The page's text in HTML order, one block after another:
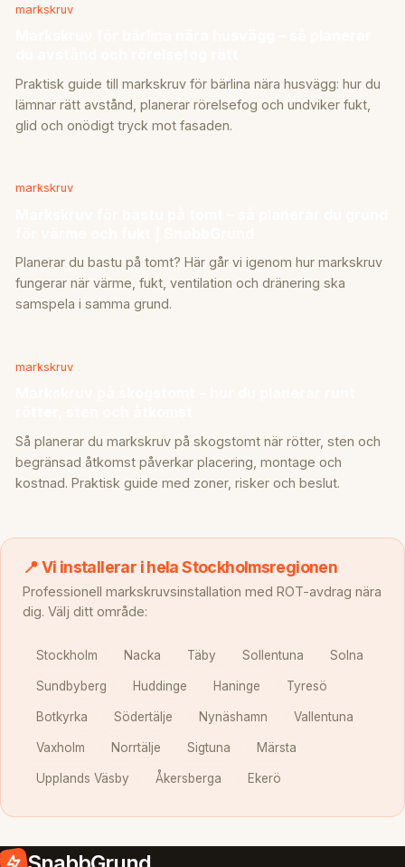
markskruv
Praktisk guide till markskruv för bärlina nära husvägg: hur du
lämnar rätt avstånd, planerar rörelsefog och undviker fukt,
glid och onödigt tryck mot fasaden.
markskruv
Planerar du bastu på tomt? Här går vi igenom hur markskruv
fungerar när värme, fukt, ventilation och dränering ska
samspela i samma grund.
markskruv
Så planerar du markskruv på skogstomt när rötter, sten och
begränsad åtkomst påverkar placering, montage och
kostnad. Praktisk guide med zoner, risker och beslut.
📍 Vi installerar i hela Stockholmsregionen
Professionell markskruvsinstallation med ROT-avdrag nära
dig. Välj ditt område:
Stockholm Nacka Täby Sollentuna Solna
Sundbyberg Huddinge Haninge Tyresö
Botkyrka Södertälje Nynäshamn Vallentuna
Vaxholm Norrtälje Sigtuna Märsta
Upplands Väsby Åkersberga Ekerö